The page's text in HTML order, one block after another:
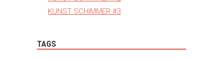
KUNST SCHIMMER #3
TAGS